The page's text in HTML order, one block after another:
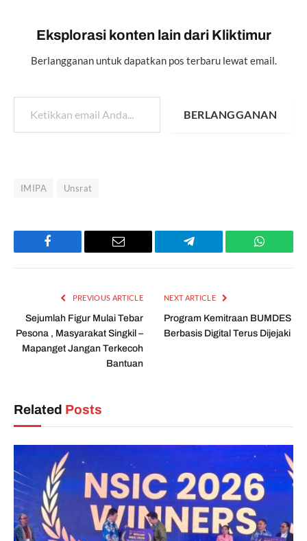
Eksplorasi konten lain dari Kliktimur
Berlangganan untuk dapatkan pos terbaru lewat email.
Ketikkan email Anda...
BERLANGGANAN
IMIPA Unsrat
Facebook Email Telegram
PREVIOUS ARTICLE
Sejumlah Figur Mulai Tebar
Pesona , Masyarakat Singkil –
Mapanget Jangan Terkecoh
Bantuan
NEXT ARTICLE
Program Kemitraan BUMDES
Berbasis Digital Terus Dijejaki
Related Posts